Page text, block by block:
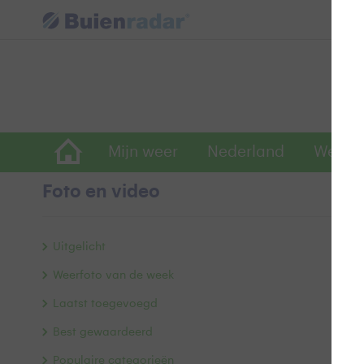
Mijn weer Nederland
Foto en video
Uitgelicht
Weerfoto van de week
Laatst toegevoegd
Best gewaardeerd
Populaire categorieën